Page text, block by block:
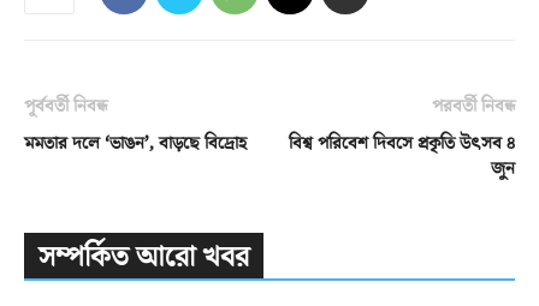
পূর্ববর্তী নিবন্ধ
মমতার দলে ‘ভাঙন’, বাড়ছে বিদ্রোহ
পরবর্তী নিবন্ধ
বিশ্ব পরিবেশ দিবসে প্রকৃতি উৎসব ৪
জুন
সম্পর্কিত আরো খবর